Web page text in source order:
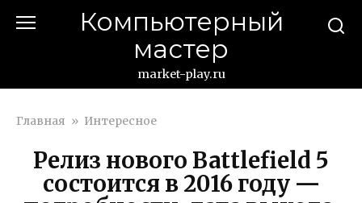
Компьютерный
мастер
market-play.ru
Главная » Интересное
Релиз нового Battlefield 5
состоится в 2016 году —